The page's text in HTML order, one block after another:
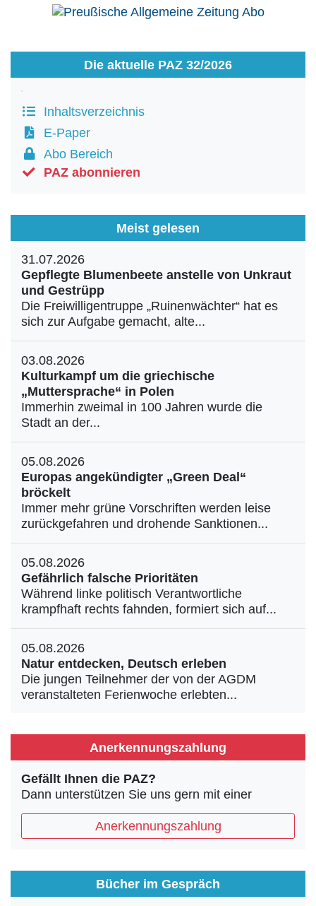
Die aktuelle PAZ 32/2026
Inhaltsverzeichnis
E-Paper
Abo Bereich
PAZ abonnieren
Meist gelesen
31.07.2026
Gepflegte Blumenbeete anstelle von Unkraut
und Gestrüpp
Die Freiwilligentruppe „Ruinenwächter“ hat es
sich zur Aufgabe gemacht, alte...
03.08.2026
Kulturkampf um die griechische
„Muttersprache“ in Polen
Immerhin zweimal in 100 Jahren wurde die
Stadt an der...
05.08.2026
Europas angekündigter „Green Deal“
bröckelt
Immer mehr grüne Vorschriften werden leise
zurückgefahren und drohende Sanktionen...
05.08.2026
Gefährlich falsche Prioritäten
Während linke politisch Verantwortliche
krampfhaft rechts fahnden, formiert sich auf...
05.08.2026
Natur entdecken, Deutsch erleben
Die jungen Teilnehmer der von der AGDM
veranstalteten Ferienwoche erlebten...
Anerkennungszahlung
Gefällt Ihnen die PAZ?
Dann unterstützen Sie uns gern mit einer
Anerkennungszahlung
Bücher im Gespräch